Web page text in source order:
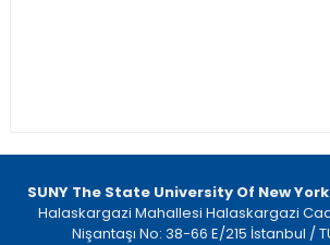
SUNY The State University Of New
Halaskargazi Mahallesi Halaskargazi
Nişantaşı No: 38-66 E/215 İstanbul /